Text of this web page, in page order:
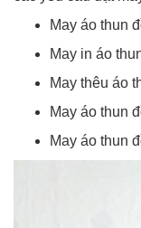
May áo thun
May in áo
May thêu áo
May áo thun
May áo thun